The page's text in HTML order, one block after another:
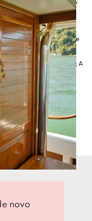
Estampa exclusiva:
com tecido liso azul;
gola, manga curta e
cordão para ajuste
e respirável;
tamanho P; Lavar à mão; A
após a
as nossas
nossa
novo